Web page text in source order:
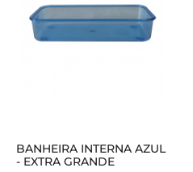
BANHEIRA INTERNA AZUL
- EXTRA GRANDE